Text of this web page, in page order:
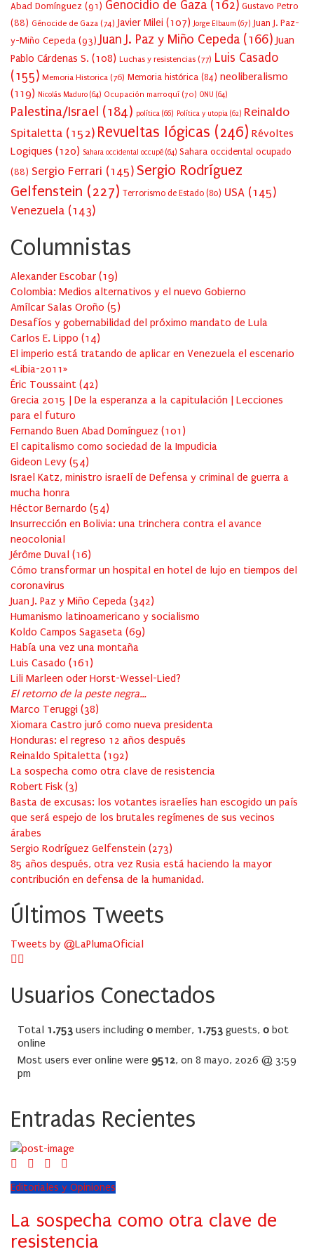
Abad Domínguez (91) Genocidio de Gaza (162) Gustavo Petro
(88) Génocide de Gaza (74) Javier Milei (107) Jorge Elbaum (67) Juan J. Paz-
y-Miño Cepeda (93) Juan J. Paz y Miño Cepeda (166) Juan
Pablo Cárdenas S. (108) Luchas y resistencias (77) Luis Casado
(155) Memoria Historica (76) Memoria histórica (84) neoliberalismo
(119) Nicolás Maduro (64) Ocupación marroquí (70) ONU (64)
Palestina/Israel (184) política (66) Política y utopia (62) Reinaldo
Spitaletta (152) Revueltas lógicas (246) Révoltes
Logiques (120) Sahara occidental occupé (64) Sahara occidental ocupado
(88) Sergio Ferrari (145) Sergio Rodríguez
Gelfenstein (227) Terrorismo de Estado (80) USA (145)
Venezuela (143)
Columnistas
Alexander Escobar (19)
Colombia: Medios alternativos y el nuevo Gobierno
Amílcar Salas Oroño (5)
Desafíos y gobernabilidad del próximo mandato de Lula
Carlos E. Lippo (14)
El imperio está tratando de aplicar en Venezuela el escenario
«Libia-2011»
Éric Toussaint (42)
Grecia 2015 | De la esperanza a la capitulación | Lecciones
para el futuro
Fernando Buen Abad Domínguez (101 )
El capitalismo como sociedad de la Impudicia
Gideon Levy (54)
Israel Katz, ministro israelí de Defensa y criminal de guerra a
mucha honra
Héctor Bernardo (54)
Insurrección en Bolivia: una trinchera contra el avance
neocolonial
Jérôme Duval (16)
Cómo transformar un hospital en hotel de lujo en tiempos del
coronavirus
Juan J. Paz y Miño Cepeda (342)
Humanismo latinoamericano y socialismo
Koldo Campos Sagaseta (69)
Había una vez una montaña
Luis Casado (161 )
Lili Marleen oder Horst-Wessel-Lied?
El retorno de la peste negra…
Marco Teruggi (38)
Xiomara Castro juró como nueva presidenta
Honduras: el regreso 12 años después
Reinaldo Spitaletta (192)
La sospecha como otra clave de resistencia
Robert Fisk (3)
Basta de excusas: los votantes israelíes han escogido un país
que será espejo de los brutales regímenes de sus vecinos
árabes
Sergio Rodríguez Gelfenstein (273)
85 años después, otra vez Rusia está haciendo la mayor
contribución en defensa de la humanidad.
Últimos Tweets
Tweets by @LaPlumaOficial
Usuarios Conectados
Total 1.753 users including 0 member, 1.753 guests, 0 bot
online
Most users ever online were 9512, on 8 mayo, 2026 @ 3:59
pm
Entradas Recientes
Editoriales y Opiniones
La sospecha como otra clave de
resistencia